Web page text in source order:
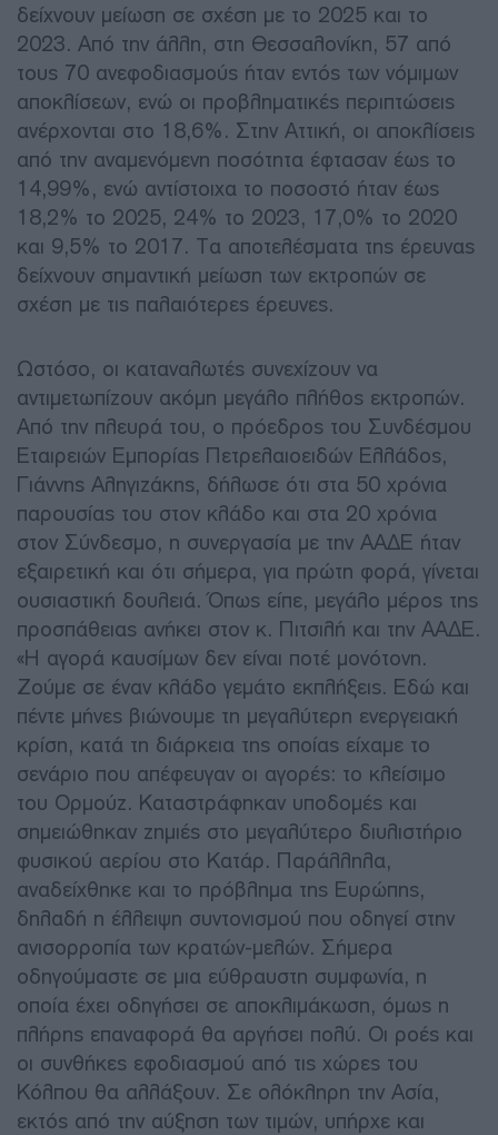
δείχνουν μείωση σε σχέση με το 2025 και το
2023. Από την άλλη, στη Θεσσαλονίκη, 57 από
τους 70 ανεφοδιασμούς ήταν εντός των νόμιμων
αποκλίσεων, ενώ οι προβληματικές περιπτώσεις
ανέρχονται στο 18,6%. Στην Αττική, οι αποκλίσεις
από την αναμενόμενη ποσότητα έφτασαν έως το
14,99%, ενώ αντίστοιχα το ποσοστό ήταν έως
18,2% το 2025, 24% το 2023, 17,0% το 2020
και 9,5% το 2017. Τα αποτελέσματα της έρευνας
δείχνουν σημαντική μείωση των εκτροπών σε
σχέση με τις παλαιότερες έρευνες.
Ωστόσο, οι καταναλωτές συνεχίζουν να
αντιμετωπίζουν ακόμη μεγάλο πλήθος εκτροπών.
Από την πλευρά του, ο πρόεδρος του Συνδέσμου
Εταιρειών Εμπορίας Πετρελαιοειδών Ελλάδος,
Γιάννης Αληγιζάκης, δήλωσε ότι στα 50 χρόνια
παρουσίας του στον κλάδο και στα 20 χρόνια
στον Σύνδεσμο, η συνεργασία με την ΑΑΔΕ ήταν
εξαιρετική και ότι σήμερα, για πρώτη φορά, γίνεται
ουσιαστική δουλειά. Όπως είπε, μεγάλο μέρος της
προσπάθειας ανήκει στον κ. Πιτσιλή και την ΑΑΔΕ.
«Η αγορά καυσίμων δεν είναι ποτέ μονότονη.
Ζούμε σε έναν κλάδο γεμάτο εκπλήξεις. Εδώ και
πέντε μήνες βιώνουμε τη μεγαλύτερη ενεργειακή
κρίση, κατά τη διάρκεια της οποίας είχαμε το
σενάριο που απέφευγαν οι αγορές: το κλείσιμο
του Ορμούζ. Καταστράφηκαν υποδομές και
σημειώθηκαν ζημιές στο μεγαλύτερο διυλιστήριο
φυσικού αερίου στο Κατάρ. Παράλληλα,
αναδείχθηκε και το πρόβλημα της Ευρώπης,
δηλαδή η έλλειψη συντονισμού που οδηγεί στην
ανισορροπία των κρατών-μελών. Σήμερα
οδηγούμαστε σε μια εύθραυστη συμφωνία, η
οποία έχει οδηγήσει σε αποκλιμάκωση, όμως η
πλήρης επαναφορά θα αργήσει πολύ. Οι ροές και
οι συνθήκες εφοδιασμού από τις χώρες του
Κόλπου θα αλλάξουν. Σε ολόκληρη την Ασία,
εκτός από την αύξηση των τιμών, υπήρχε και